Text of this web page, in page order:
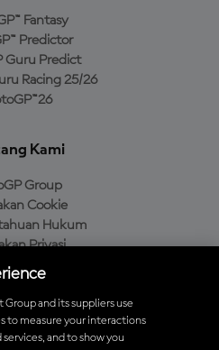
Fantasy
Predictor
Guru Predict
Racing 25/26
Kami
Group
Cookie
Hukum
Privasi
Pembelian
Resmi MotoGP™
and its suppliers use
to measure your interactions
and to show you